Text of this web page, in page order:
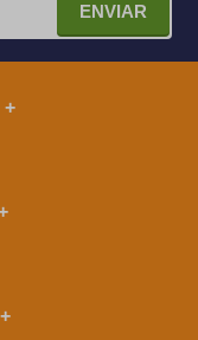
ENVIAR